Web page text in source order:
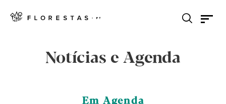
Notícias e Agenda
Em Agenda